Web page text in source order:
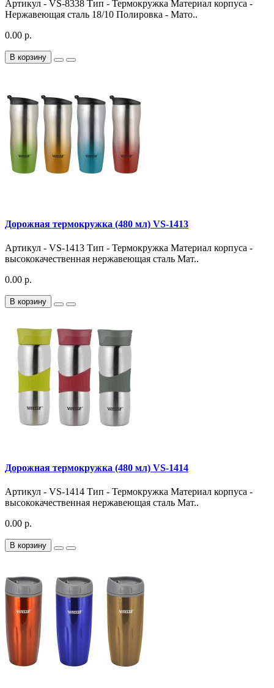
Артикул - VS-8338 Тип - Термокружка Материал корпуса -
Нержавеющая сталь 18/10 Полировка - Мато..
0.00 р.
В корзину
Дорожная термокружка (480 мл) VS-1413
Артикул - VS-1413 Тип - Термокружка Материал корпуса -
высококачественная нержавеющая сталь Мат..
0.00 р.
В корзину
Дорожная термокружка (480 мл) VS-1414
Артикул - VS-1414 Тип - Термокружка Материал корпуса -
высококачественная нержавеющая сталь Мат..
0.00 р.
В корзину